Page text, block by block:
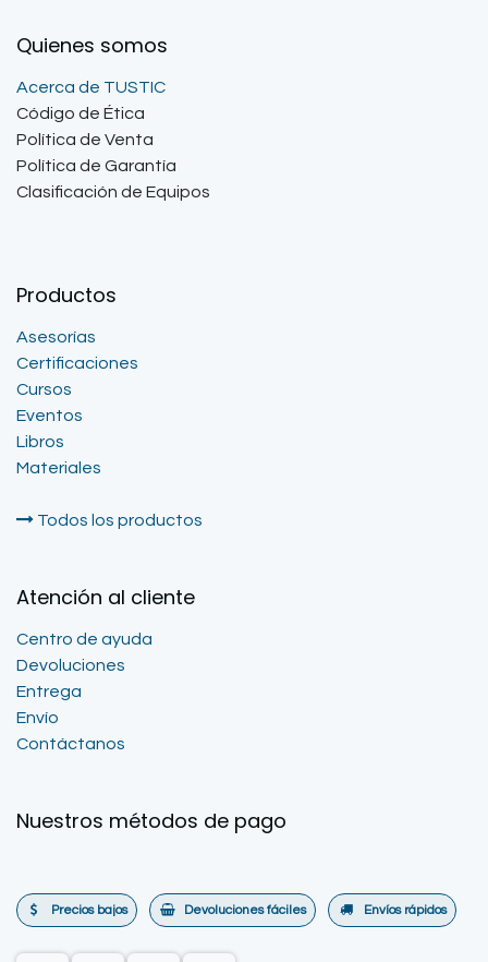
Quienes somos
Acerca de TUSTIC
Código de Ética
Política de Venta
Política de Garantía
Clasificación de Equipos
Productos
Asesorías
Certificaciones
Cursos
Eventos
Libros
Materiales
Todos los productos
Atención al cliente
Centro de ayuda
Devoluciones
Entrega
Envío
Contáctanos
Nuestros métodos de pago
Precios bajos Devoluciones fáciles Envíos rápidos